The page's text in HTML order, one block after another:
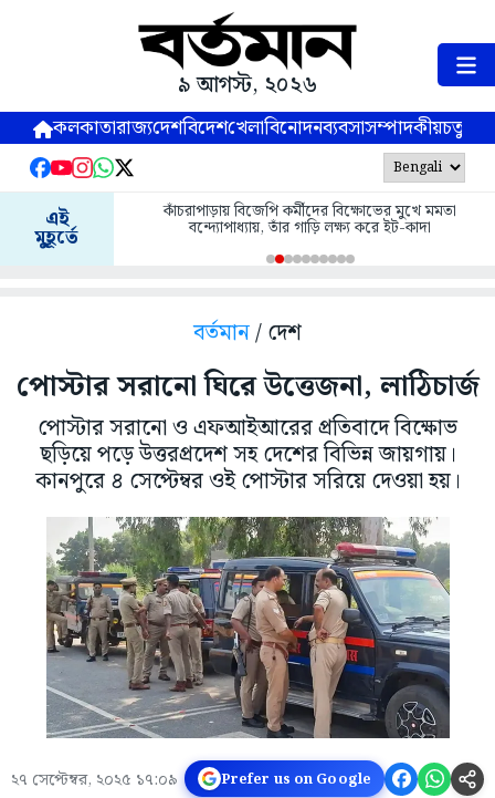
৯ আগস্ট, ২০২৬
কলকাতারাজ্যদেশবিদেশখেলাবিনোদনব্যবসাসম্পাদকীয়
এই
মুহূর্তে
কাঁচরাপাড়ায় বিজেপি কর্মীদের বিক্ষোভের মুখে মমতা
বন্দ্যোপাধ্যায়, তাঁর গাড়ি লক্ষ্য করে ইট-কাদা
বর্তমান/ দেশ
পোস্টার সরানো ঘিরে উত্তেজনা, লাঠিচার্জ
পোস্টার সরানো ও এফআইআরের প্রতিবাদে বিক্ষোভ
ছড়িয়ে পড়ে উত্তরপ্রদেশ সহ দেশের বিভিন্ন জায়গায়।
কানপুরে ৪ সেপ্টেম্বর ওই পোস্টার সরিয়ে দেওয়া হয়।
২৭ সেপ্টেম্বর, ২০২৫ ১৭:০৯ Prefer us on Google